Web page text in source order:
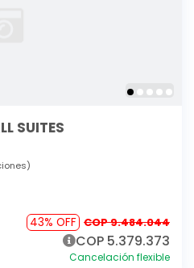
SUITES
43% OFF COP 9.484.044
COP 5.379.373
Cancelación flexible